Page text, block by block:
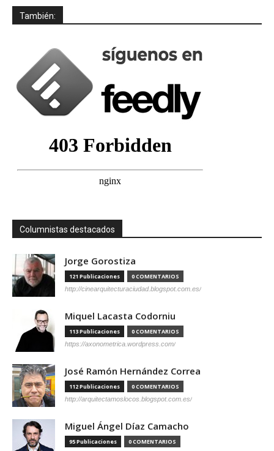
También:
Columnistas destacados
Jorge Gorostiza
121 Publicaciones 0 COMENTARIOS
http://cinearquitecturaciudad.blogspot.com.es/
Miquel Lacasta Codorniu
113 Publicaciones 0 COMENTARIOS
https://axonometrica.wordpress.com/
José Ramón Hernández Correa
112 Publicaciones 0 COMENTARIOS
http://arquitectamoslocos.blogspot.com.es/
Miguel Ángel Díaz Camacho
95 Publicaciones 0 COMENTARIOS